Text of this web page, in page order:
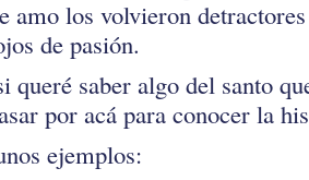
amo los volvieron
de pasión.
queré saber algo del santo
por acá para conocer la
ejemplos: